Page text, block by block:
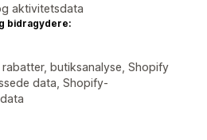
aktivitetsdata
bidragydere:
butiksanalyse, Shopify
data, Shopify-